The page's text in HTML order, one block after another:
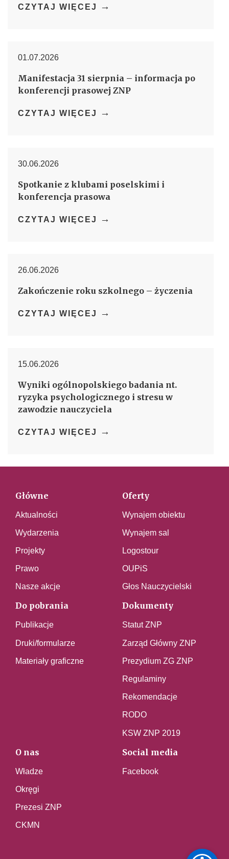
CZYTAJ WIĘCEJ →
01.07.2026
Manifestacja 31 sierpnia – informacja po
konferencji prasowej ZNP
CZYTAJ WIĘCEJ →
30.06.2026
Spotkanie z klubami poselskimi i
konferencja prasowa
CZYTAJ WIĘCEJ →
26.06.2026
Zakończenie roku szkolnego – życzenia
CZYTAJ WIĘCEJ →
15.06.2026
Wyniki ogólnopolskiego badania nt.
ryzyka psychologicznego i stresu w
zawodzie nauczyciela
CZYTAJ WIĘCEJ →
Główne
Aktualności
Wydarzenia
Projekty
Prawo
Nasze akcje
Oferty
Wynajem obiektu
Wynajem sal
Logostour
OUPiS
Głos Nauczycielski
Do pobrania
Publikacje
Druki/formularze
Materiały graficzne
Dokumenty
Statut ZNP
Zarząd Główny ZNP
Prezydium ZG ZNP
Regulaminy
Rekomendacje
RODO
KSW ZNP 2019
O nas
Władze
Okręgi
Prezesi ZNP
CKMN
Social media
Facebook